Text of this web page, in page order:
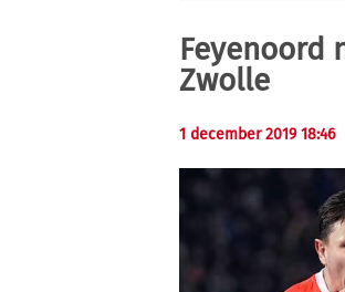
Feyenoord
Zwolle
1 december 2019 18:46